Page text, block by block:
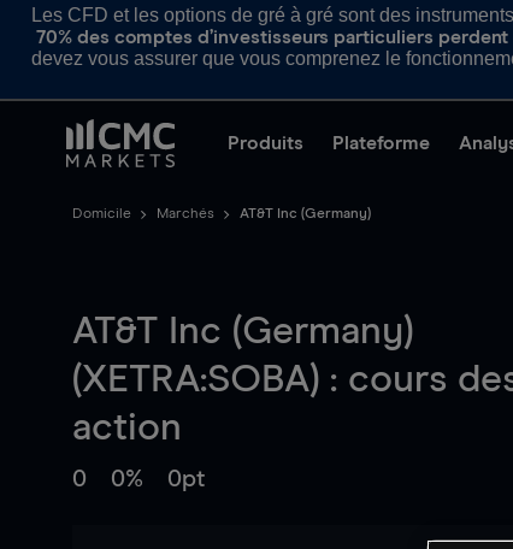
Les CFD et les options de gré à gré sont des
70% des comptes d’investisseurs particuliers
devez vous assurer que vous comprenez le
Produits Plateforme
Domicile Marchés AT&T Inc (Germany)
AT&T Inc (Germany)
(XETRA:SOBA) : cours
action
0 0% 0pt